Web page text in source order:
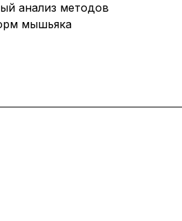
анализ методов
мышьяка